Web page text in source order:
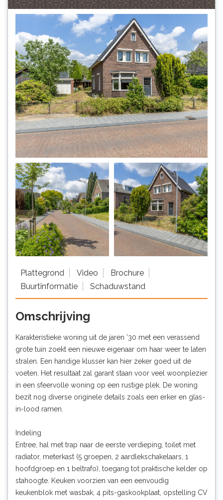
Plattegrond Video
Brochure
Buurtinformatie
Schaduwstand
Omschrijving
Karakteristieke woning uit de jaren ’30 met een verassend
grote tuin zoekt een nieuwe eigenaar om haar weer te laten
stralen. Een handige klusser kan hier zeker goed uit de
voeten. Het resultaat zal garant staan voor veel woonplezier
in een sfeervolle woning op een rustige plek. De woning
bezit nog diverse originele details zoals een erker en glas-
in-lood ramen.
Indeling
Entree, hal met trap naar de eerste verdieping, toilet met
radiator, meterkast (5 groepen, 2 aardlekschakelaars, 1
hoofdgroep en 1 beltrafo), toegang tot praktische kelder op
stahoogte. Keuken voorzien van een eenvoudig
keukenblok met wasbak, 4 pits-gaskookplaat, opstelling CV